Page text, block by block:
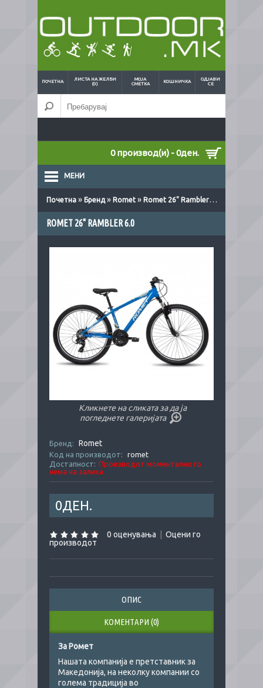
ПОЧЕТНА
ЛИСТА НА ЖЕЛБИ
(0)
МОЈА
СМЕТКА
КОШНИЧКА
ОДЈАВИ
СЕ
0 производ(и) - 0ден.
МЕНИ
Почетна » Бренд» Romet » Romet 26" Rambler 6.0
ROMET 26" RAMBLER 6.0
Кликнете на сликата за да ја
погледнете галеријата
Бренд: Romet
Код на производот:
romet
Достапност: Производот моментално го
нема на залиха
0ДЕН.
0 оценувања
Оцени го
производот
ОПИС
КОМЕНТАРИ (0)
За Ромет
Нашата компанија е претставник за
Македонија, на неколку компании со
голема традиција во